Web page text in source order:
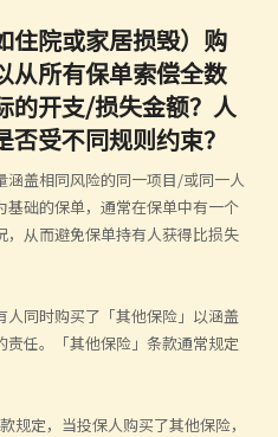
住院或家居损毁）购
从所有保单索偿全数
的开支/损失金额？人
受不同规则约束？
盖相同风险的同一项目/或同一人
础的保单，通常在保单中有一个
，从而避免保单持有人获得比损失
人同时购买了「其他保险」以涵盖
任。「其他保险」条款通常规定
规定，当投保人购买了其他保险，